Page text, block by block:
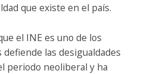
que existe en el país.
el INE es uno de los
las desigualdades
periodo neoliberal y ha